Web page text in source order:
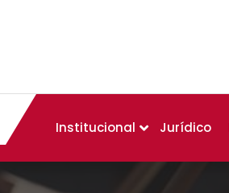
Institucional Jurídico